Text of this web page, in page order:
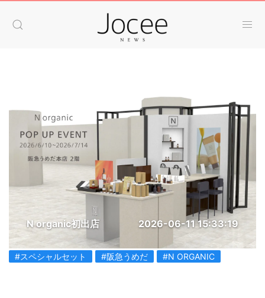
N organic初出店 2026-06-11 15:33:19
#スペシャルセット #阪急うめだ #N ORGANIC